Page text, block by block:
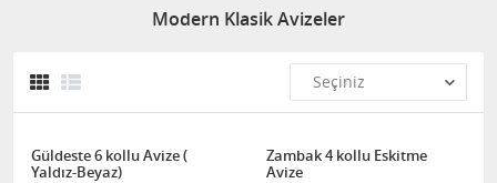
Modern Klasik Avizeler
Güldeste 6 kollu Avize (
Yaldız-Beyaz)
Zambak 4 kollu Eskitme
Avize